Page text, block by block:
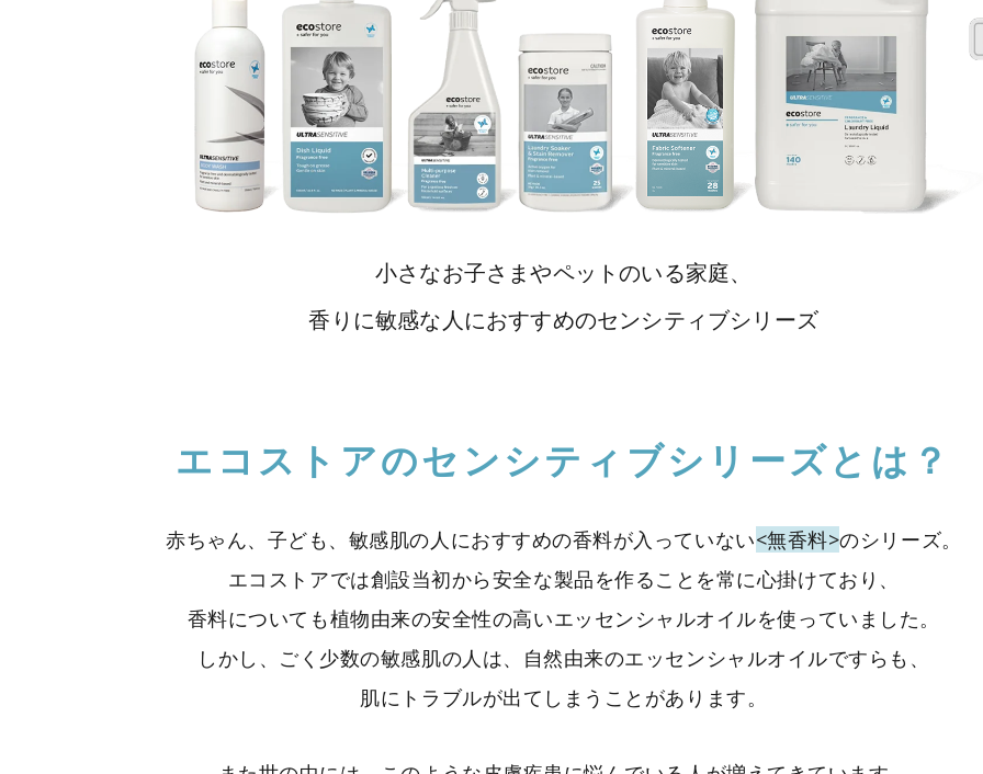
小さなお子さまやペットのいる家庭、
香りに敏感な人におすすめのセンシティブシリーズ
エコストアのセンシティブシリーズとは？
赤ちゃん、子ども、敏感肌の人におすすめの香料が入っていない<無香料>のシリーズ。
エコストアでは創設当初から安全な製品を作ることを常に心掛けており、
香料についても植物由来の安全性の高いエッセンシャルオイルを使っていました。
しかし、 ごく少数の敏感肌の人は、自然由来のエッセンシャルオイルですらも、
肌にトラブルが出てしまうことがあります。